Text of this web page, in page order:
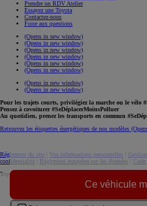
Ce véhicule
Prendre un RDV Atelier
Essayez une Toyota
Contactez-nous
Foire aux questions
(Opens in new window)
(Opens in new window)
(Opens in new window)
(Opens in new window)
(Opens in new window)
(Opens in new window)
(Opens in new window)
(Opens in new window)
Pour les trajets courts, privilégiez la marche ou le vélo
Pensez à covoiturer #SeDéplacerMoinsPolluer
Au quotidien, prenez les transports en commun
Retrouvez les étiquettes énergétiques de nos modèles
Réglement du site Vos informations personnelles
confidentialité
Règlement européen sur les données
Toyota. Tous droits réservés. © 2026